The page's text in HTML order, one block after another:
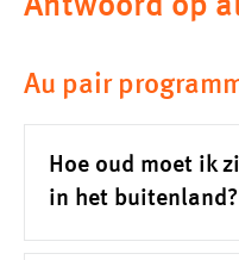
Antwoord op
Au pair
Hoe oud moet ik
in het buitenland?